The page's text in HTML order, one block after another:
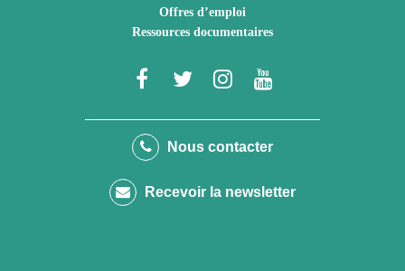
Offres d’emploi
Ressources documentaires
Lien
le
Facebook
Lien
le
Twitter
Lien
le
Instagram
Youtube
Nous contacter
Recevoir la newsletter